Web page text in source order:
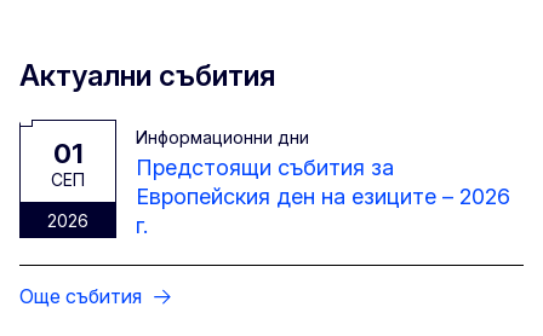
Актуални събития
01
CЕП
2026
Информационни дни
Предстоящи събития за
Европейския ден на езиците – 2026
г.
Още събития